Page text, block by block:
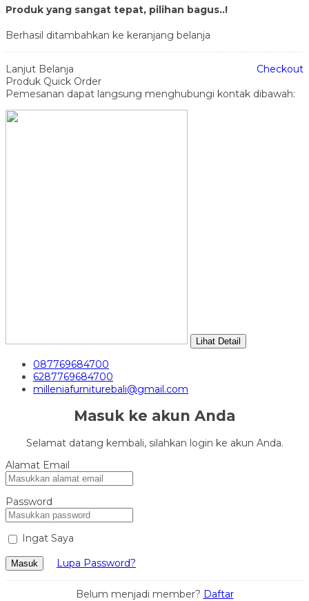
Produk yang sangat tepat, pilihan bagus..!
Berhasil ditambahkan ke keranjang belanja
Lanjut Belanja
Checkout
Produk Quick Order
Pemesanan dapat langsung menghubungi kontak dibawah:
Lihat Detail
087769684700
6287769684700
milleniafurniturebali@gmail.com
Masuk ke akun Anda
Selamat datang kembali, silahkan login ke akun Anda.
Alamat Email
Password
Ingat Saya
Masuk Lupa Password?
Belum menjadi member? Daftar